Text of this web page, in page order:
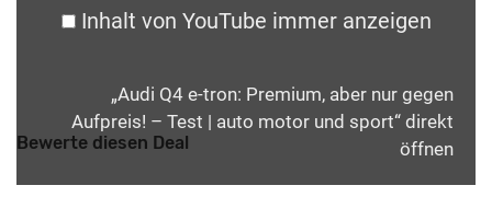
Inhalt von YouTube immer anzeigen
„Audi Q4 e-tron: Premium, aber nur gegen
Aufpreis! – Test | auto motor und sport“ direkt
öffnen
Bewerte diesen Deal